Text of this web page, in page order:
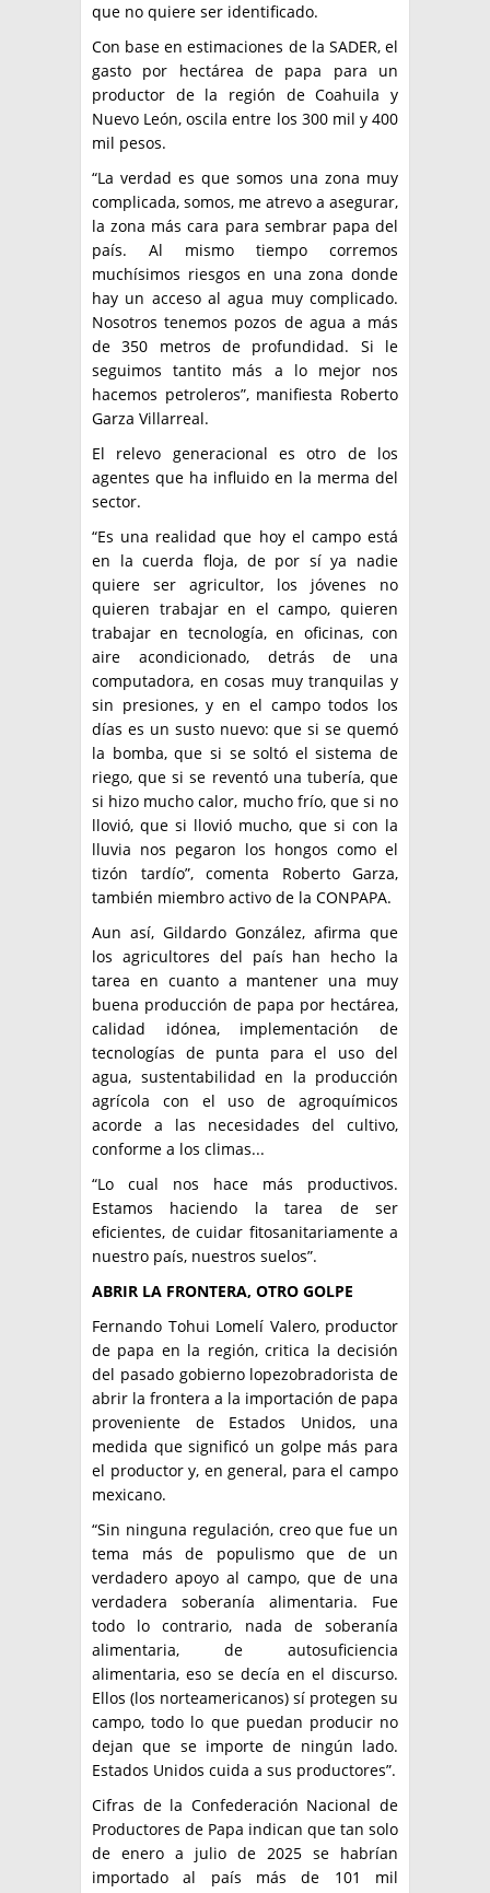
que no quiere ser identificado.
Con base en estimaciones de la SADER, el
gasto por hectárea de papa para un
productor de la región de Coahuila y
Nuevo León, oscila entre los 300 mil y 400
mil pesos.
“La verdad es que somos una zona muy
complicada, somos, me atrevo a asegurar,
la zona más cara para sembrar papa del
país. Al mismo tiempo corremos
muchísimos riesgos en una zona donde
hay un acceso al agua muy complicado.
Nosotros tenemos pozos de agua a más
de 350 metros de profundidad. Si le
seguimos tantito más a lo mejor nos
hacemos petroleros”, manifiesta Roberto
Garza Villarreal.
El relevo generacional es otro de los
agentes que ha influido en la merma del
sector.
“Es una realidad que hoy el campo está
en la cuerda floja, de por sí ya nadie
quiere ser agricultor, los jóvenes no
quieren trabajar en el campo, quieren
trabajar en tecnología, en oficinas, con
aire acondicionado, detrás de una
computadora, en cosas muy tranquilas y
sin presiones, y en el campo todos los
días es un susto nuevo: que si se quemó
la bomba, que si se soltó el sistema de
riego, que si se reventó una tubería, que
si hizo mucho calor, mucho frío, que si no
llovió, que si llovió mucho, que si con la
lluvia nos pegaron los hongos como el
tizón tardío”, comenta Roberto Garza,
también miembro activo de la CONPAPA.
Aun así, Gildardo González, afirma que
los agricultores del país han hecho la
tarea en cuanto a mantener una muy
buena producción de papa por hectárea,
calidad idónea, implementación de
tecnologías de punta para el uso del
agua, sustentabilidad en la producción
agrícola con el uso de agroquímicos
acorde a las necesidades del cultivo,
conforme a los climas...
“Lo cual nos hace más productivos.
Estamos haciendo la tarea de ser
eficientes, de cuidar fitosanitariamente a
nuestro país, nuestros suelos”.
ABRIR LA FRONTERA, OTRO GOLPE
Fernando Tohui Lomelí Valero, productor
de papa en la región, critica la decisión
del pasado gobierno lopezobradorista de
abrir la frontera a la importación de papa
proveniente de Estados Unidos, una
medida que significó un golpe más para
el productor y, en general, para el campo
mexicano.
“Sin ninguna regulación, creo que fue un
tema más de populismo que de un
verdadero apoyo al campo, que de una
verdadera soberanía alimentaria. Fue
todo lo contrario, nada de soberanía
alimentaria, de autosuficiencia
alimentaria, eso se decía en el discurso.
Ellos (los norteamericanos) sí protegen su
campo, todo lo que puedan producir no
dejan que se importe de ningún lado.
Estados Unidos cuida a sus productores”.
Cifras de la Confederación Nacional de
Productores de Papa indican que tan solo
de enero a julio de 2025 se habrían
importado al país más de 101 mil